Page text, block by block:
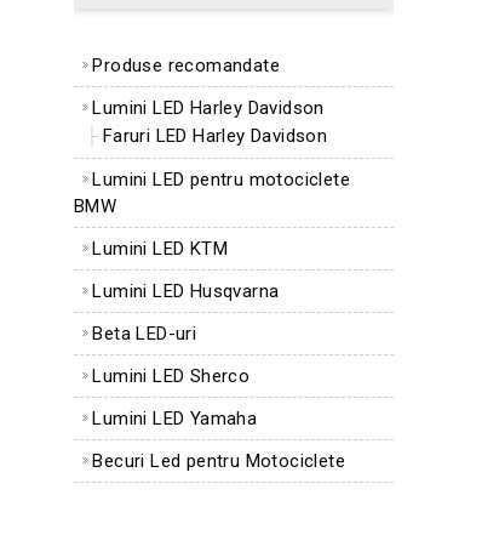
Produse recomandate
Lumini LED Harley Davidson
Faruri LED Harley Davidson
Lumini LED pentru motociclete
BMW
Lumini LED KTM
Lumini LED Husqvarna
Beta LED-uri
Lumini LED Sherco
Lumini LED Yamaha
Becuri Led pentru Motociclete